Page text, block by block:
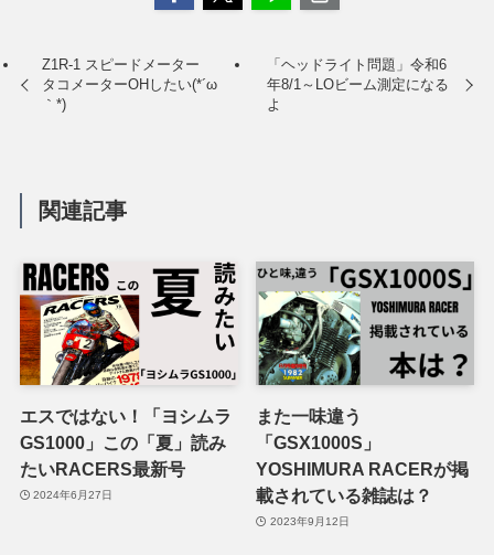
Z1R-1 スピードメーター
タコメーターOHしたい(*´ω
｀*)
「ヘッドライト問題」令和6
年8/1～LOビーム測定になる
よ
関連記事
エスではない！「ヨシムラ
GS1000」この「夏」読み
たいRACERS最新号
2024年6月27日
また一味違う
「GSX1000S」
YOSHIMURA RACERが掲
載されている雑誌は？
2023年9月12日